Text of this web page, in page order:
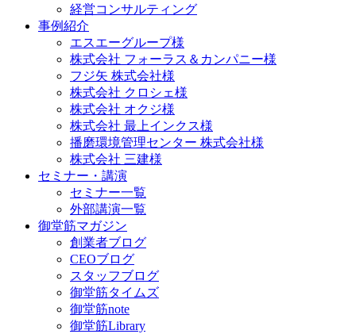
経営コンサルティング
事例紹介
エスエーグループ様
株式会社 フォーラス＆カンパニー様
フジ矢 株式会社様
株式会社 クロシェ様
株式会社 オクジ様
株式会社 最上インクス様
播磨環境管理センター 株式会社様
株式会社 三建様
セミナー・講演
セミナー一覧
外部講演一覧
御堂筋マガジン
創業者ブログ
CEOブログ
スタッフブログ
御堂筋タイムズ
御堂筋note
御堂筋Library